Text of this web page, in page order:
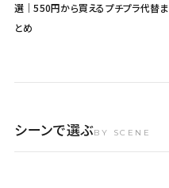
選｜550円から買えるプチプラ代替ま
とめ
シーンで選ぶBY SCENE
職場
N°03 · NIGHT
就寝前